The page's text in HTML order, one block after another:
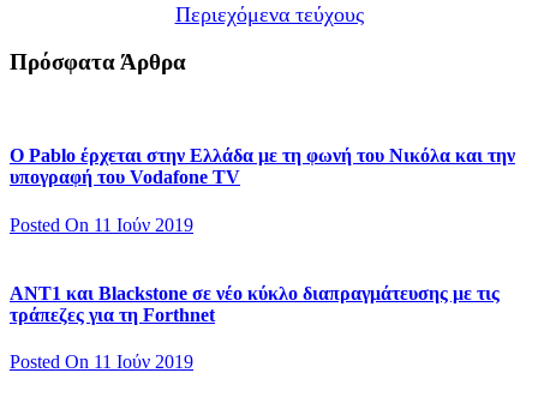
Περιεχόμενα τεύχους
Πρόσφατα Άρθρα
Ο Pablo έρχεται στην Ελλάδα με τη φωνή του Νικόλα και την
υπογραφή του Vodafone TV
Posted On 11 Ιούν 2019
ΑΝΤ1 και Blackstone σε νέο κύκλο διαπραγμάτευσης με τις
τράπεζες για τη Forthnet
Posted On 11 Ιούν 2019